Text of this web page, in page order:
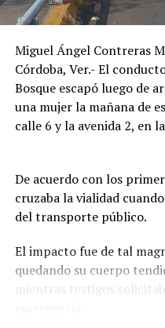
Miguel Ángel Contreras
Córdoba, Ver.- El
Bosque escapó luego de
una mujer la mañana de
calle 6 y la avenida 2, en
De acuerdo con los
cruzaba la vialidad
del transporte público.
El impacto fue de tal
quedando su cuerpo
mientras testigos